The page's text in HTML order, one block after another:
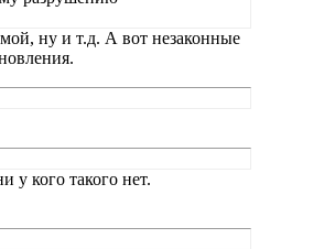
ну и т.д. А вот незаконные
у кого такого нет.